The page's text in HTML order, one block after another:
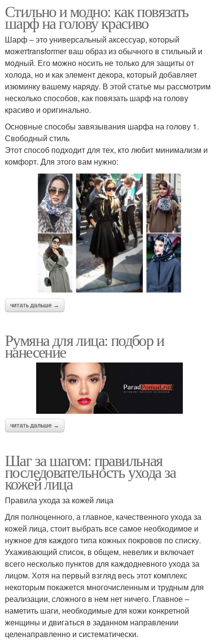
Стильно и модно: как повязать
шарф на голову красиво
Шарф – это универсальный аксессуар, который
можетtransformer ваш образ из обычного в стильный и
модный. Его можно носить не только для защиты от
холода, но и как элемент декора, который добавляет
изюминку вашему наряду. В этой статье мы рассмотрим
несколько способов, как повязать шарф на голову
красиво и оригинально.
Основные способы завязывания шарфа на голову 1.
Свободный стиль
Этот способ подходит для тех, кто любит минимализм и
комфорт. Для этого вам нужно:
читать дальше →
Румяна для лица: подбор и
нанесение
читать дальше →
Шаг за шагом: правильная
последовательность ухода за
кожей лица
Правила ухода за кожей лица
Для полноценного, а главное, качественного ухода за
кожей лица, стоит выбрать все самое необходимое и
нужное для каждого типа кожных покровов по списку.
Ухаживающий список, в общем, невелик и включает
всего несколько пунктов для каждодневного ухода за
лицом. Хотя на первый взгляд весь этот комплекс
некоторым покажется многочисленным и трудным для
реализации, сложного в нем нет ничего. Главное –
наметить шаги, необходимые для кожи конкретной
женщины и двигаться в заданном направлении
целенаправленно и систематически.